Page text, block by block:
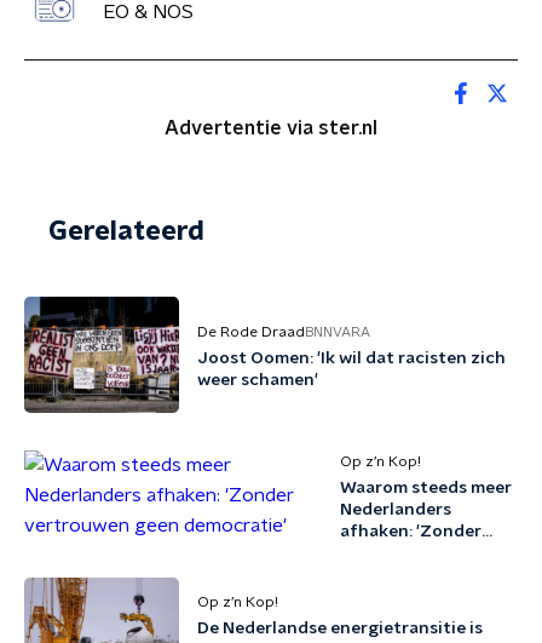
EO & NOS
Advertentie via ster.nl
Gerelateerd
De Rode Draad BNNVARA
Joost Oomen: 'Ik wil dat racisten zich
weer schamen'
Op z’n Kop!
Waarom steeds meer
Nederlanders
afhaken: 'Zonder
Op z’n Kop!
De Nederlandse energietransitie is